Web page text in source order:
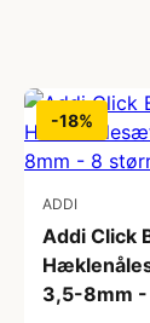
-18%
ADDI
Addi Click
3,5-8mm